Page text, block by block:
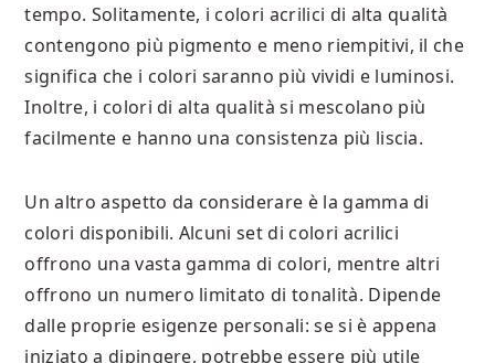
tempo. Solitamente, i colori acrilici di alta qualità
contengono più pigmento e meno riempitivi, il che
significa che i colori saranno più vividi e luminosi.
Inoltre, i colori di alta qualità si mescolano più
facilmente e hanno una consistenza più liscia.
Un altro aspetto da considerare è la gamma di
colori disponibili. Alcuni set di colori acrilici
offrono una vasta gamma di colori, mentre altri
offrono un numero limitato di tonalità. Dipende
dalle proprie esigenze personali: se si è appena
iniziato a dipingere, potrebbe essere più utile